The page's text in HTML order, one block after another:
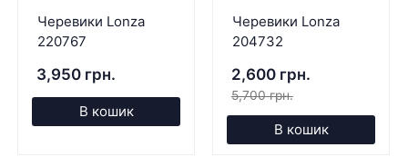
Черевики Lonza
220767
3,950 грн.
В кошик
Черевики Lonza
204732
2,600 грн.
5,700 грн.
В кошик